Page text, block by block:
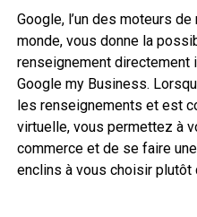
Google, l’un des moteurs
monde, vous donne la
renseignement directement
Google my Business.
les renseignements et est
virtuelle, vous permettez à
commerce et de se faire
enclins à vous choisir plutôt